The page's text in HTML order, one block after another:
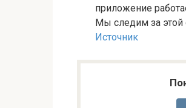
приложение
Мы следим за этой
Источник